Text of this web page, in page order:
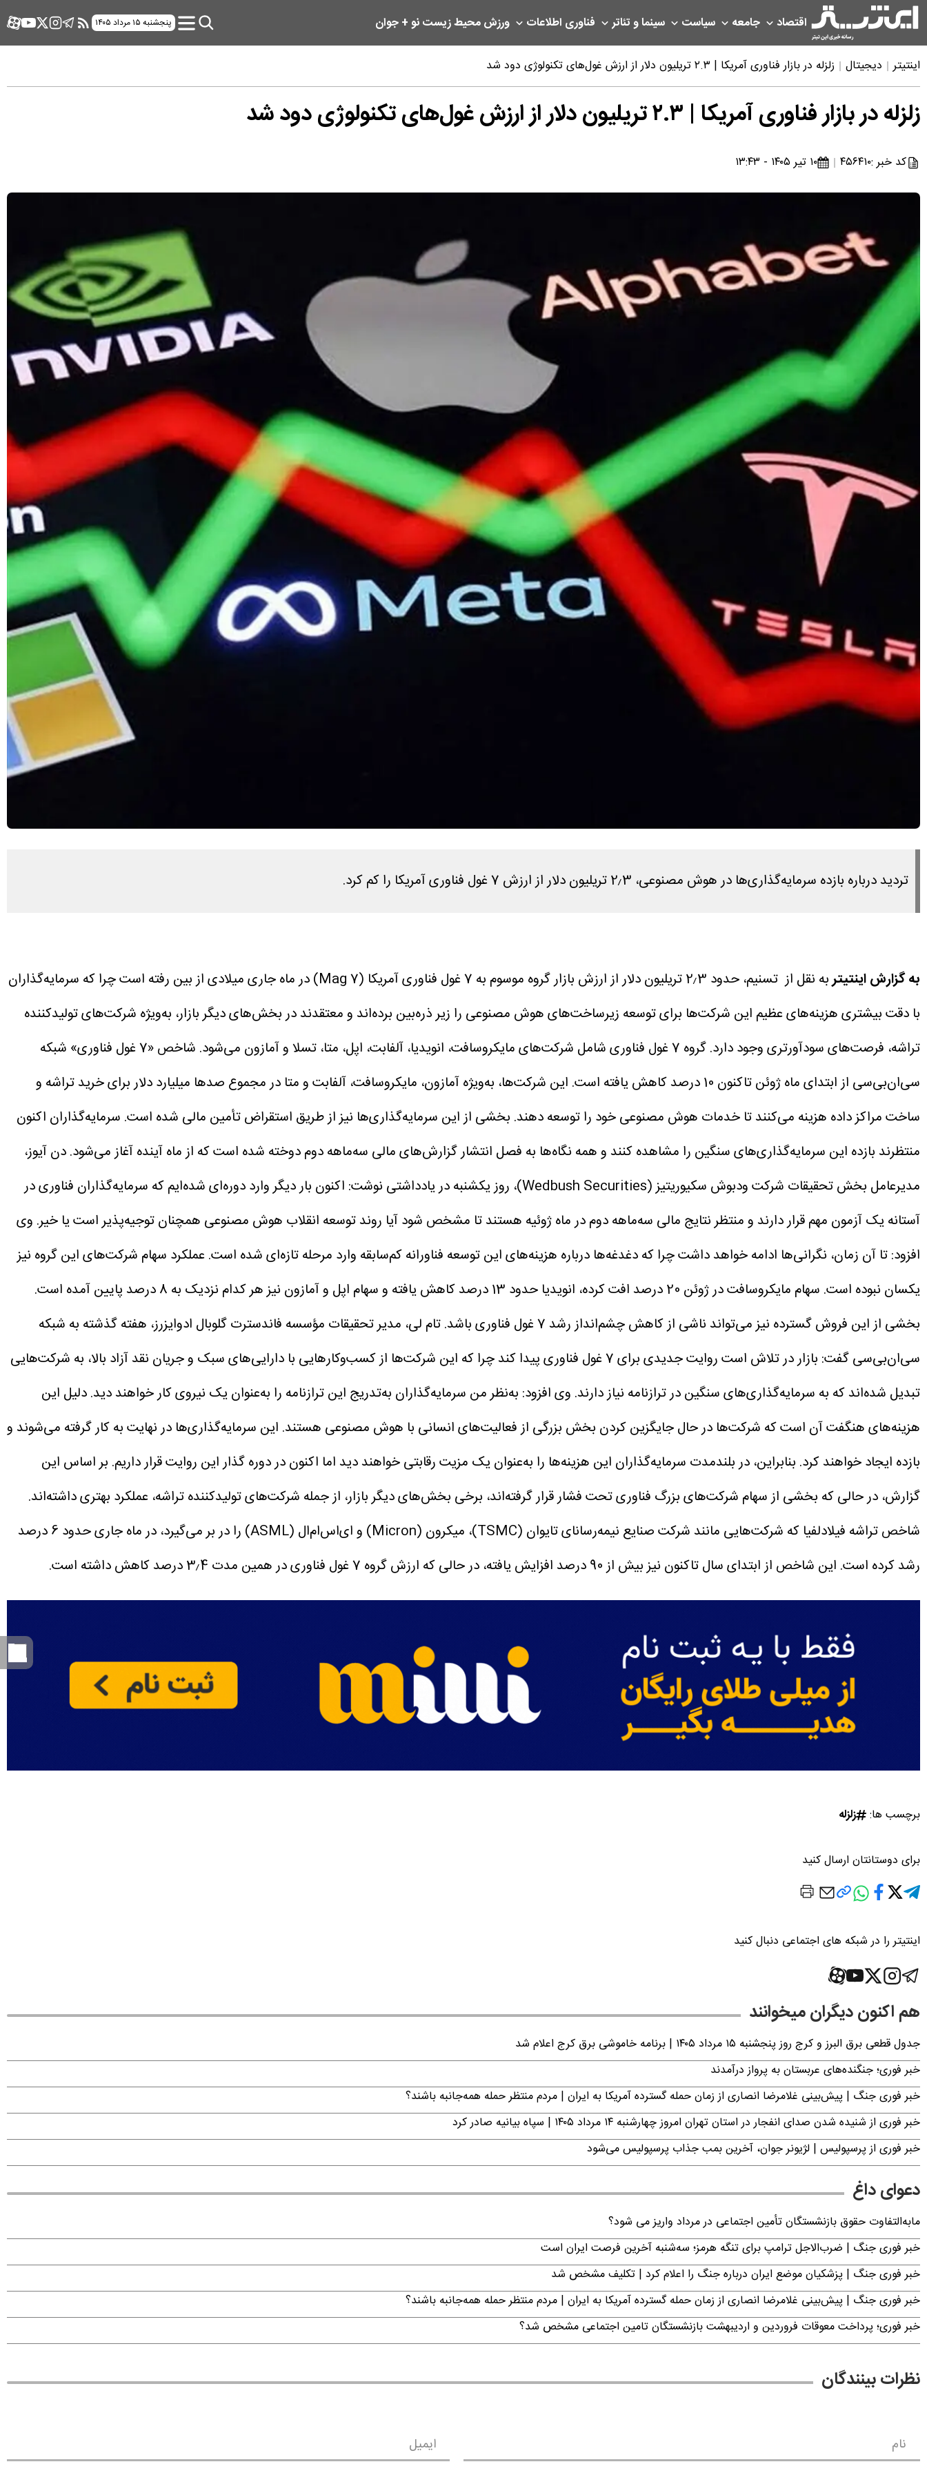
اقتصاد جامعه سیاست سینما و تئاتر فناوری اطلاعات ورزشمحیط زیستنو + جوان پنجشنبه ۱۵ مرداد ۱۴۰۵
اینتیتر دیجیتال زلزله در بازار فناوری آمریکا | ۲.۳ تریلیون دلار از ارزش غول‌های تکنولوژی دود شد
زلزله در بازار فناوری آمریکا | ۲.۳ تریلیون دلار از ارزش غول‌های تکنولوژی دود شد
کد خبر :۴۵۶۴۱۰ ۱۰ تیر ۱۴۰۵ - ۱۳:۴۳
تردید درباره بازده سرمایه‌گذاری‌ها در هوش مصنوعی، 2٫3 تریلیون دلار از ارزش 7 غول فناوری آمریکا را کم کرد.
به گزارش اینتیتر
به نقل از تسنیم، حدود 2٫3 تریلیون دلار از ارزش بازار گروه موسوم به 7 غول فناوری آمریکا (Mag 7) در ماه جاری میلادی از بین رفته است چرا که سرمایه‌گذاران
با دقت بیشتری هزینه‌های عظیم این شرکت‌ها برای توسعه زیرساخت‌های هوش مصنوعی را زیر ذره‌بین برده‌اند و معتقدند در بخش‌های دیگر بازار، به‌ویژه شرکت‌های تولیدکننده
تراشه، فرصت‌های سودآورتری وجود دارد.
گروه 7 غول فناوری شامل شرکت‌های مایکروسافت، انویدیا، آلفابت، اپل، متا، تسلا و آمازون می‌شود. شاخص «7 غول فناوری» شبکه
سی‌ان‌بی‌سی از ابتدای ماه ژوئن تاکنون 10 درصد کاهش یافته است.
این شرکت‌ها، به‌ویژه آمازون، مایکروسافت، آلفابت و متا در مجموع صدها میلیارد دلار برای خرید تراشه و
ساخت مراکز داده هزینه می‌کنند تا خدمات هوش مصنوعی خود را توسعه دهند. بخشی از این سرمایه‌گذاری‌ها نیز از طریق استقراض تأمین مالی شده است. سرمایه‌گذاران اکنون
منتظرند بازده این سرمایه‌گذاری‌های سنگین را مشاهده کنند و همه نگاه‌ها به فصل انتشار گزارش‌های مالی سه‌ماهه دوم دوخته شده است که از ماه آینده آغاز می‌شود.دن آیوز،
مدیرعامل بخش تحقیقات شرکت ودبوش سکیوریتیز (Wedbush Securities)، روز یکشنبه در یادداشتی نوشت: اکنون بار دیگر وارد دوره‌ای شده‌ایم که سرمایه‌گذاران فناوری در
آستانه یک آزمون مهم قرار دارند و منتظر نتایج مالی سه‌ماهه دوم در ماه ژوئیه هستند تا مشخص شود آیا روند توسعه انقلاب هوش مصنوعی همچنان توجیه‌پذیر است یا خیر. وی
افزود: تا آن زمان، نگرانی‌ها ادامه خواهد داشت چرا که دغدغه‌ها درباره هزینه‌های این توسعه فناورانه کم‌سابقه وارد مرحله تازه‌ای شده است. عملکرد سهام شرکت‌های این گروه نیز
یکسان نبوده است. سهام مایکروسافت در ژوئن 20 درصد افت کرده، انویدیا حدود 13 درصد کاهش یافته و سهام اپل و آمازون نیز هر کدام نزدیک به 8 درصد پایین آمده است.
بخشی از این فروش گسترده نیز می‌تواند ناشی از کاهش چشم‌انداز رشد 7 غول فناوری باشد.
تام لی، مدیر تحقیقات مؤسسه فاندسترت گلوبال ادوایزرز، هفته گذشته به شبکه
سی‌ان‌بی‌سی گفت: بازار در تلاش است روایت جدیدی برای 7 غول فناوری پیدا کند چرا که این شرکت‌ها از کسب‌وکارهایی با دارایی‌های سبک و جریان نقد آزاد بالا، به شرکت‌هایی
تبدیل شده‌اند که به سرمایه‌گذاری‌های سنگین در ترازنامه نیاز دارند. وی افزود: به‌نظر من سرمایه‌گذاران به‌تدریج این ترازنامه را به‌عنوان یک نیروی کار خواهند دید. دلیل این
هزینه‌های هنگفت آن است که شرکت‌ها در حال جایگزین کردن بخش بزرگی از فعالیت‌های انسانی با هوش مصنوعی هستند. این سرمایه‌گذاری‌ها در نهایت به کار گرفته می‌شوند و
بازده ایجاد خواهند کرد. بنابراین، در بلندمدت سرمایه‌گذاران این هزینه‌ها را به‌عنوان یک مزیت رقابتی خواهند دید اما اکنون در دوره گذار این روایت قرار داریم. بر اساس این
گزارش، در حالی که بخشی از سهام شرکت‌های بزرگ فناوری تحت فشار قرار گرفته‌اند، برخی بخش‌های دیگر بازار، از جمله شرکت‌های تولیدکننده تراشه، عملکرد بهتری داشته‌اند.
شاخص تراشه فیلادلفیا که شرکت‌هایی مانند شرکت صنایع نیمه‌رسانای تایوان (TSMC)، میکرون (Micron) و ای‌اس‌ام‌ال (ASML) را در بر می‌گیرد، در ماه جاری حدود 6 درصد
رشد کرده است. این شاخص از ابتدای سال تاکنون نیز بیش از 90 درصد افزایش یافته، در حالی که ارزش گروه 7 غول فناوری در همین مدت 3٫4 درصد کاهش داشته است.
برچسب ها: زلزله
برای دوستانتان ارسال کنید
اینتیتر را در شبکه های اجتماعی دنبال کنید
هم اکنون دیگران میخوانند
جدول قطعی برق البرز و کرج روز پنجشنبه ۱۵ مرداد ۱۴۰۵ | برنامه خاموشی برق کرج اعلام شد
خبر فوری؛ جنگنده‌های عربستان به پرواز درآمدند
خبر فوری جنگ | پیش‌بینی غلامرضا انصاری از زمان حمله گسترده آمریکا به ایران | مردم منتظر حمله همه‌جانبه باشند؟
خبر فوری از شنیده شدن صدای انفجار در استان تهران امروز چهارشنبه ۱۴ مرداد ۱۴۰۵ | سپاه بیانیه صادر کرد
خبر فوری از پرسپولیس | لژیونر جوان، آخرین بمب جذاب پرسپولیس می‌شود
دعوای داغ
مابه‌التفاوت حقوق بازنشستگان تأمین اجتماعی در مرداد واریز می شود؟
خبر فوری جنگ | ضرب‌الاجل ترامپ برای تنگه هرمز؛ سه‌شنبه آخرین فرصت ایران است
خبر فوری جنگ | پزشکیان موضع ایران درباره جنگ را اعلام کرد | تکلیف مشخص شد
خبر فوری جنگ | پیش‌بینی غلامرضا انصاری از زمان حمله گسترده آمریکا به ایران | مردم منتظر حمله همه‌جانبه باشند؟
خبر فوری؛ پرداخت معوقات فروردین و اردیبهشت بازنشستگان تامین اجتماعی مشخص شد؟
نظرات بینندگان
نام ایمیل